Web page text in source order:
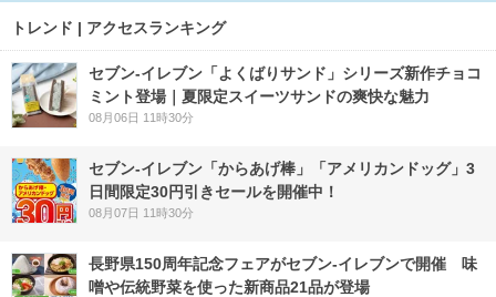
トレンド | アクセスランキング
セブン‐イレブン「よくばりサンド」シリーズ新作チョコ
ミント登場｜夏限定スイーツサンドの爽快な魅力
08月06日 11時30分
セブン‐イレブン「からあげ棒」「アメリカンドッグ」3
日間限定30円引きセールを開催中！
08月07日 11時30分
長野県150周年記念フェアがセブン-イレブンで開催 味
噌や伝統野菜を使った新商品21品が登場